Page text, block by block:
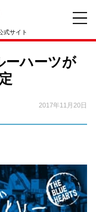
式サイト
ーハーツが
2017年11月20日